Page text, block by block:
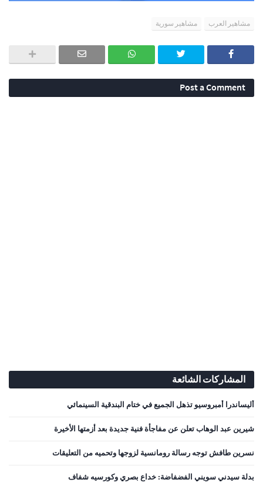
مشاهير العرب مشاهير سورية
Post a Comment
المشاركات الشائعة
أليساندرا أمبروسيو تذهل الجميع في ختام البندقية السينمائي
شيرين عبد الوهاب تعلن عن مفاجأة فنية جديدة بعد أزمتها الأخيرة
نسرين طافش توجه رسالة رومانسية لزوجها وتحميه من التعليقات
بدلة سيدني سويني الفضفاضة: خداع بصري وكورسيه شفاف